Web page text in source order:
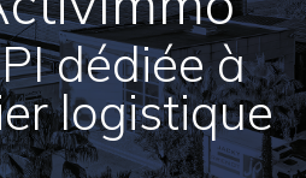
dédiée à
logistique